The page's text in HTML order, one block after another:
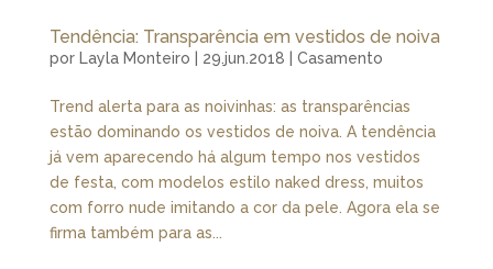
Tendência: Transparência em vestidos de noiva
por Layla Monteiro 29.jun.2018 Casamento
Trend alerta para as noivinhas: as transparências
estão dominando os vestidos de noiva. A tendência
já vem aparecendo há algum tempo nos vestidos
de festa, com modelos estilo naked dress, muitos
com forro nude imitando a cor da pele. Agora ela se
firma também para as...